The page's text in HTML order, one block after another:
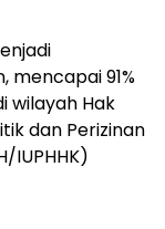
mencapai 91%
wilayah Hak
dan Perizinan
IUPHHK)